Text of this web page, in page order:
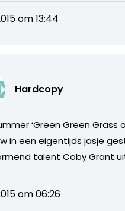
om 13:44
Hardcopy
‘Green Green Grass
in een eigentijds jasje
talent Coby Grant
om 06:26